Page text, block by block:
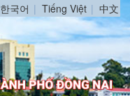
한국어 Tiếng Việt 中文